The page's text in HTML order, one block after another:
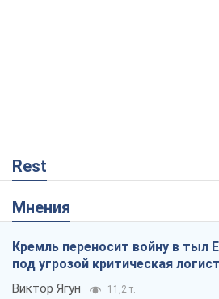
Rest
Мнения
Кремль переносит войну в тыл
под угрозой критическая
Виктор Ягун 11,2 т.